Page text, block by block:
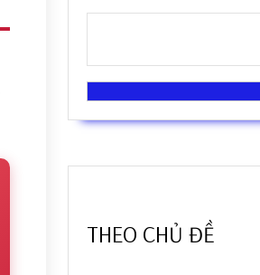
THEO CHỦ ĐỀ